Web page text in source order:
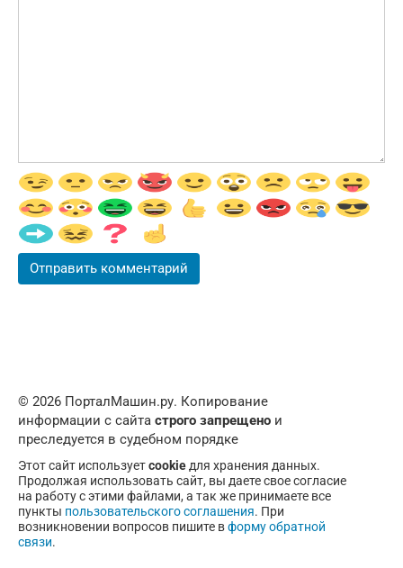
© 2026 ПорталМашин.ру. Копирование
информации с сайта строго запрещено и
преследуется в судебном порядке
Этот сайт используетcookie для хранения данных.
Продолжая использовать сайт, вы даете свое согласие
на работу с этими файлами, а так же принимаете все
пункты пользовательского соглашения. При
возникновении вопросов пишите вформу обратной
связи.